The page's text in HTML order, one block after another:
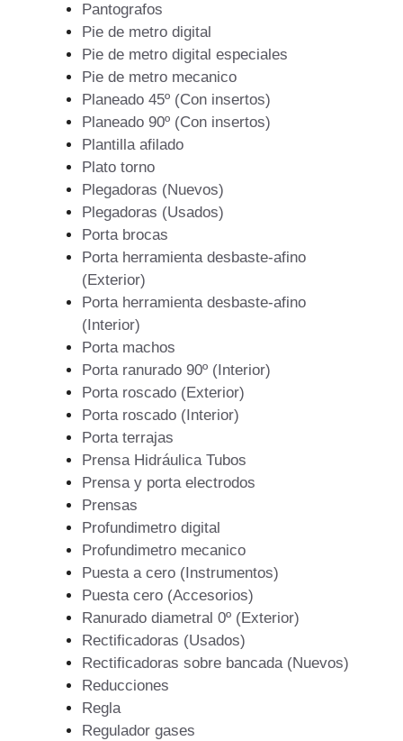
Pantografos
Pie de metro digital
Pie de metro digital especiales
Pie de metro mecanico
Planeado 45º (Con insertos)
Planeado 90º (Con insertos)
Plantilla afilado
Plato torno
Plegadoras (Nuevos)
Plegadoras (Usados)
Porta brocas
Porta herramienta desbaste-afino
(Exterior)
Porta herramienta desbaste-afino
(Interior)
Porta machos
Porta ranurado 90º (Interior)
Porta roscado (Exterior)
Porta roscado (Interior)
Porta terrajas
Prensa Hidráulica Tubos
Prensa y porta electrodos
Prensas
Profundimetro digital
Profundimetro mecanico
Puesta a cero (Instrumentos)
Puesta cero (Accesorios)
Ranurado diametral 0º (Exterior)
Rectificadoras (Usados)
Rectificadoras sobre bancada (Nuevos)
Reducciones
Regla
Regulador gases